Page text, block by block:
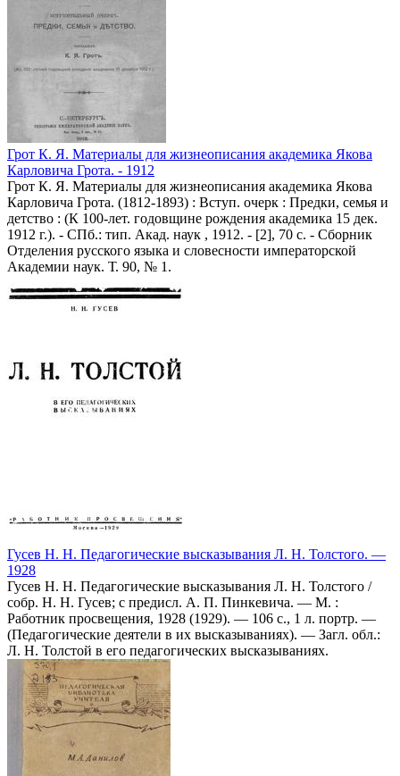
Грот К. Я. Материалы для жизнеописания академика Якова
Карловича Грота. - 1912
Грот К. Я. Материалы для жизнеописания академика Якова
Карловича Грота. (1812-1893) : Вступ. очерк : Предки, семья и
детство : (К 100-лет. годовщине рождения академика 15 дек.
1912 г.). - СПб.: тип. Акад. наук , 1912. - [2], 70 с. - Сборник
Отделения русского языка и словесности императорской
Академии наук. Т. 90, № 1.
Гусев Н. Н. Педагогические высказывания Л. Н. Толстого. —
1928
Гусев Н. Н. Педагогические высказывания Л. Н. Толстого /
собр. Н. Н. Гусев; с предисл. А. П. Пинкевича. — М. :
Работник просвещения, 1928 (1929). — 106 с., 1 л. портр. —
(Педагогические деятели в их высказываниях). — Загл. обл.:
Л. Н. Толстой в его педагогических высказываниях.